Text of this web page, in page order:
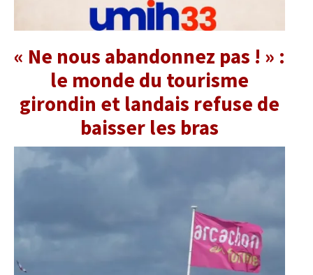
« Ne nous abandonnez pas ! » :
le monde du tourisme
girondin et landais refuse de
baisser les bras